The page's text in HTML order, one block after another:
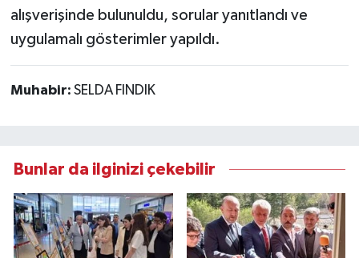
alışverişinde bulunuldu, sorular yanıtlandı ve
uygulamalı gösterimler yapıldı.
Muhabir: SELDA FINDIK
Bunlar da ilginizi çekebilir